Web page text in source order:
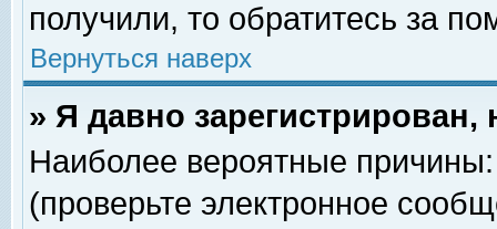
получили, то обратитесь за
Вернуться наверх
» Я давно
Наиболее вероятные
(проверьте электронное